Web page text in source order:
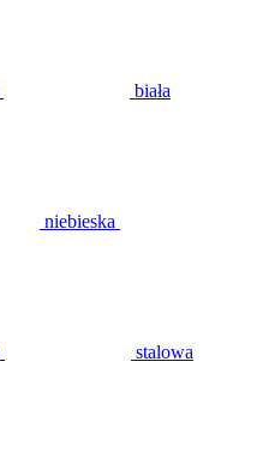
biała
niebieska
stalowa